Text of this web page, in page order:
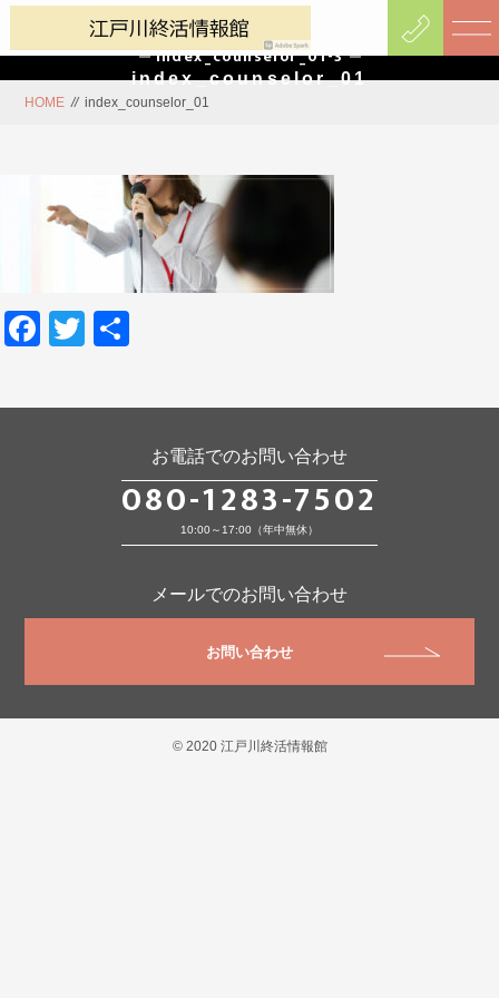
index_counselor_01-3
index_counselor_01
HOME // index_counselor_01
Facebook
Twitter
お電話でのお問い合わせ
080-1283-7502
10:00～17:00（年中無休）
メールでのお問い合わせ
お問い合わせ
© 2020 江戸川終活情報館